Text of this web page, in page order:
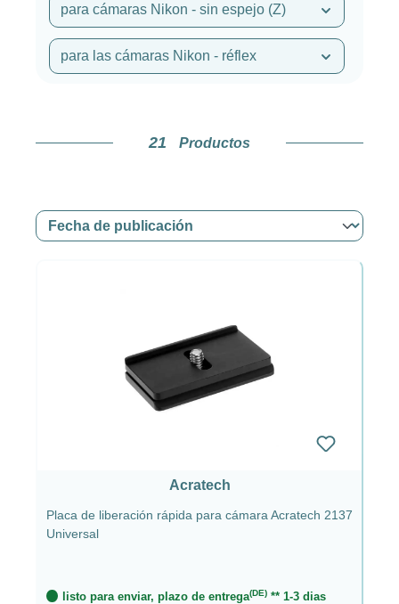
para cámaras Nikon - sin espejo (Z)
para las cámaras Nikon - réflex
21 Productos
Acratech
Placa de liberación rápida para cámara Acratech 2137
Universal
listo para enviar, plazo de entrega(DE)** 1-3 dias